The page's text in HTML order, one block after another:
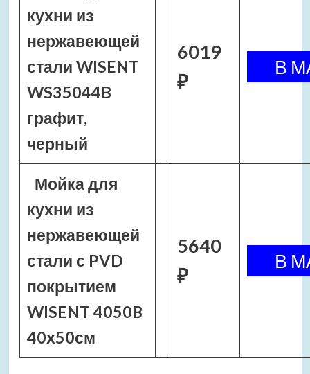
кухни из
нержавеющей
стали WISENT
WS35044B
графит,
черный
6019
₽
Мойка для
кухни из
нержавеющей
стали с PVD
покрытием
WISENT 4050B
40х50см
5640
₽